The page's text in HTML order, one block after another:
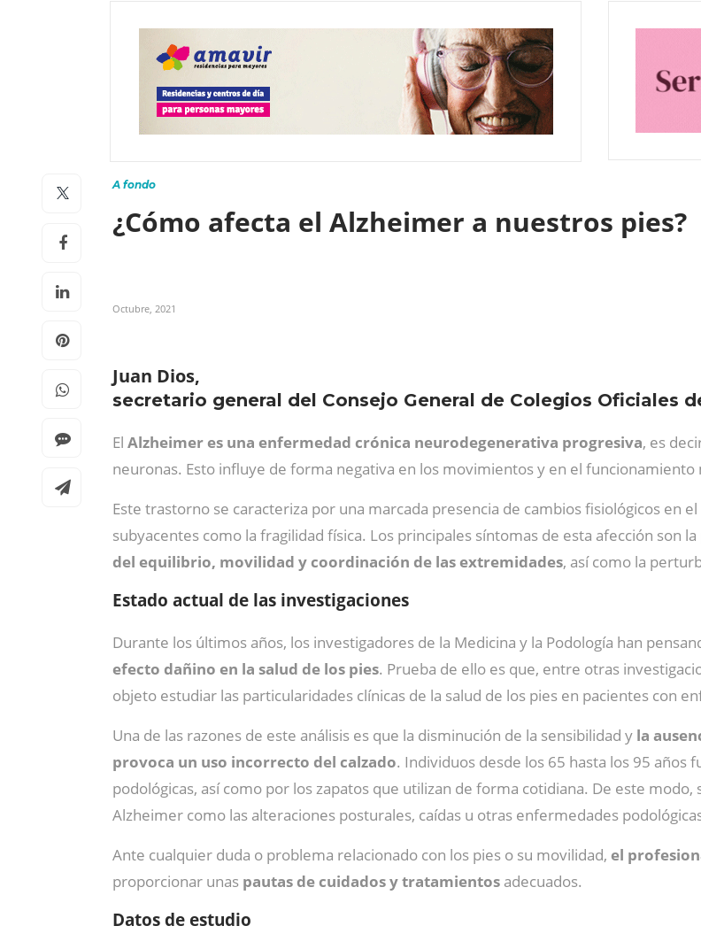
A fondo
¿Cómo afecta el Alzheimer a nuestros pies?
Octubre, 2021
Juan Dios,
secretario general del Consejo General de Colegios Oficiales
El Alzheimer es una enfermedad crónica neurodegenerativa progresiva, es
neuronas. Esto influye de forma negativa en los movimientos y en el funcionamiento
Este trastorno se caracteriza por una marcada presencia de cambios fisiológicos en
subyacentes como la fragilidad física. Los principales síntomas de esta afección son
del equilibrio, movilidad y coordinación de las extremidades, así como la
Estado actual de las investigaciones
Durante los últimos años, los investigadores de la Medicina y la Podología han
efecto dañino en la salud de los pies. Prueba de ello es que, entre otras
objeto estudiar las particularidades clínicas de la salud de los pies en pacientes con
Una de las razones de este análisis es que la disminución de la sensibilidad y la
provoca un uso incorrecto del calzado. Individuos desde los 65 hasta los 95
podológicas, así como por los zapatos que utilizan de forma cotidiana. De este
Alzheimer como las alteraciones posturales, caídas u otras enfermedades
Ante cualquier duda o problema relacionado con los pies o su movilidad, el
proporcionar unas pautas de cuidados y tratamientos adecuados.
Datos de estudio